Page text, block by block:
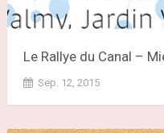
Le Rallye du Canal –
Sep. 12, 2015